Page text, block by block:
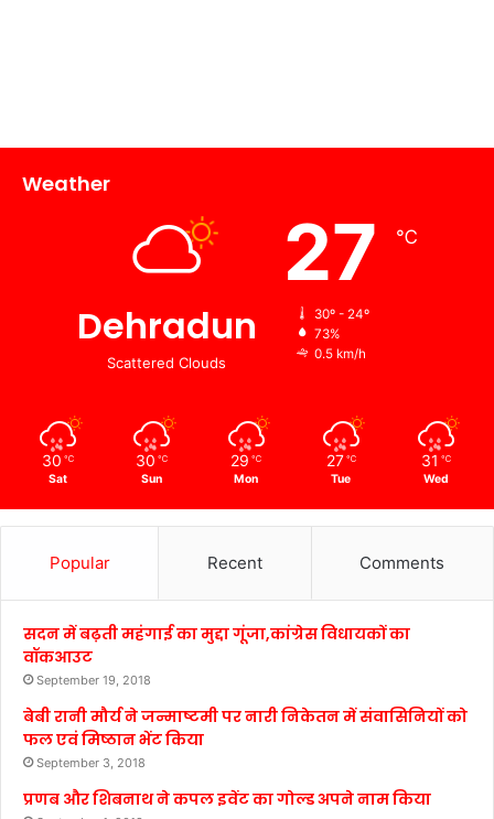
Weather
Dehradun
Scattered Clouds
27 ℃
30º - 24º
73%
0.5 km/h
30 ℃
Sat
30 ℃
Sun
29 ℃
Mon
27 ℃
Tue
31 ℃
Wed
Popular Recent Comments
सदन में बढ़ती महंगाई का मुद्दा गूंजा,कांग्रेस विधायकों का
वॉकआउट
September 19, 2018
बेबी रानी मौर्य ने जन्माष्टमी पर नारी निकेतन में संवासिनियों को
फल एवं मिष्ठान भेंट किया
September 3, 2018
प्रणब और शिबनाथ ने कपल इवेंट का गोल्ड अपने नाम किया